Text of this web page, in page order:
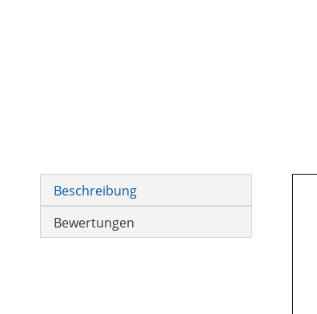
Beschreibung
Bewertungen